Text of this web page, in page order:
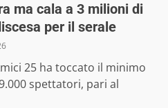
ma cala a 3 milioni di
per il serale
25 ha toccato il minimo
spettatori, pari al